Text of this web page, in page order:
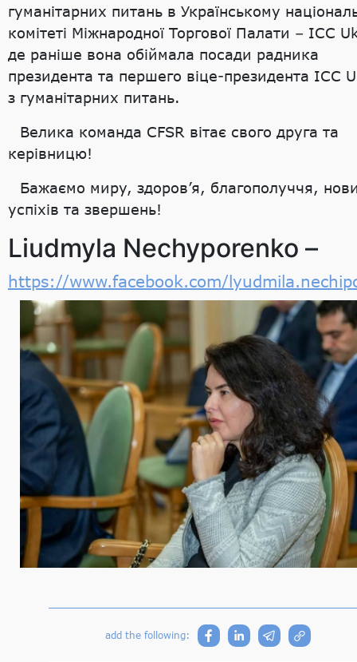
гуманітарних питань в Українському
комітеті Міжнародної Торгової Палати – ICC
де раніше вона обіймала посади радника
президента та першего віце-президента ICC
з гуманітарних питань.
Велика команда CFSR вітає свого друга та
керівницю!
Бажаємо миру, здоров’я, благополуччя,
успіхів та звершень!
Liudmyla Nechyporenko –
https://www.facebook.com/
add the following: